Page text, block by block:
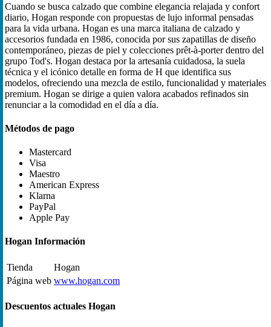
Cuando se busca calzado que combine elegancia relajada y confort
diario, Hogan responde con propuestas de lujo informal pensadas
para la vida urbana. Hogan es una marca italiana de calzado y
accesorios fundada en 1986, conocida por sus zapatillas de diseño
contemporáneo, piezas de piel y colecciones prêt-à-porter dentro del
grupo Tod's. Hogan destaca por la artesanía cuidadosa, la suela
técnica y el icónico detalle en forma de H que identifica sus
modelos, ofreciendo una mezcla de estilo, funcionalidad y materiales
premium. Hogan se dirige a quien valora acabados refinados sin
renunciar a la comodidad en el día a día.
Métodos de pago
Mastercard
Visa
Maestro
American Express
Klarna
PayPal
Apple Pay
Hogan Información
Tienda
Hogan
Página web www.hogan.com
Descuentos actuales Hogan